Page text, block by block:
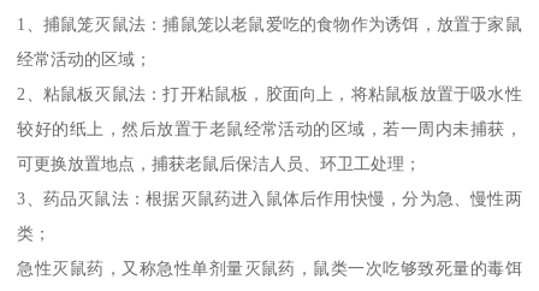
1、捕鼠笼灭鼠法：捕鼠笼以老鼠爱吃的食物作为诱饵，放置于家鼠
经常活动的区域；
2、粘鼠板灭鼠法：打开粘鼠板，胶面向上，将粘鼠板放置于吸水性
较好的纸上，然后放置于老鼠经常活动的区域，若一周内未捕获，
可更换放置地点，捕获老鼠后保洁人员、环卫工处理；
3、药品灭鼠法：根据灭鼠药进入鼠体后作用快慢，分为急、慢性两
类；
急性灭鼠药，又称急性单剂量灭鼠药，鼠类一次吃够致死量的毒饵